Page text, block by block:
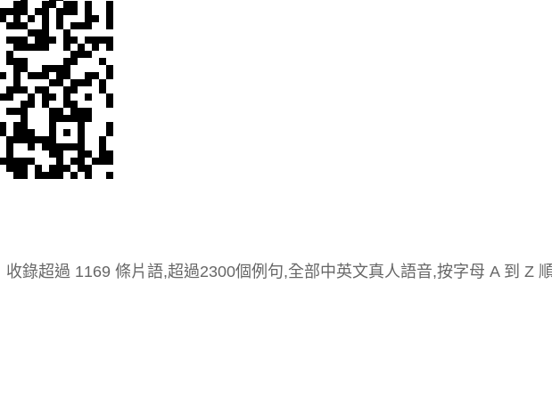
錄超過 1169 條片語,超過2300個例句,全部中英文真人語音,按字母 A 到 Z